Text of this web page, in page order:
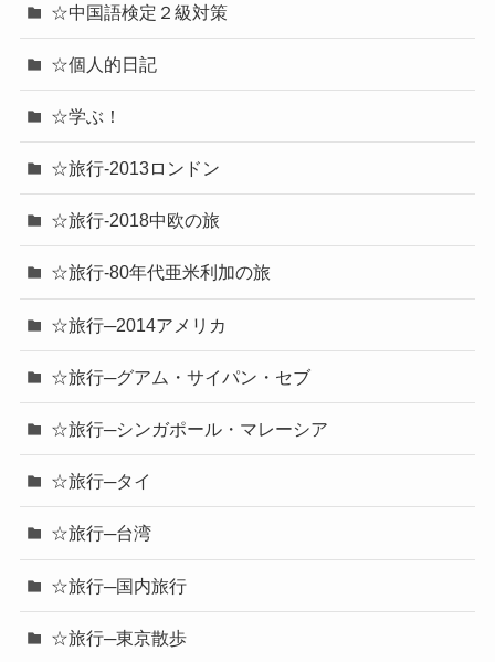
☆中国語検定２級対策
☆個人的日記
☆学ぶ！
☆旅行-2013ロンドン
☆旅行-2018中欧の旅
☆旅行-80年代亜米利加の旅
☆旅行─2014アメリカ
☆旅行─グアム・サイパン・セブ
☆旅行─シンガポール・マレーシア
☆旅行─タイ
☆旅行─台湾
☆旅行─国内旅行
☆旅行─東京散歩